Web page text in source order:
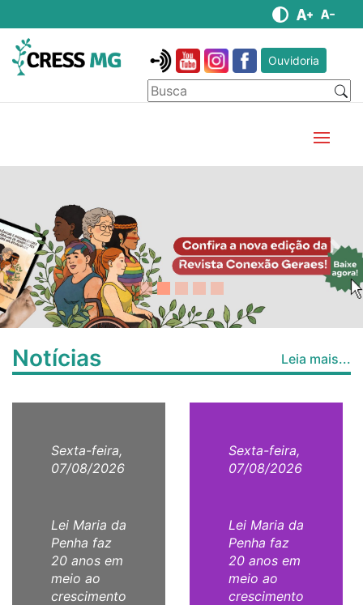
Ouvidoria
Anterior
Notícias Leia mais...
Sexta-feira,
07/08/2026
Lei Maria da
Penha faz
20 anos em
meio ao
crescimento
Sexta-feira,
07/08/2026
Lei Maria da
Penha faz
20 anos em
meio ao
crescimento